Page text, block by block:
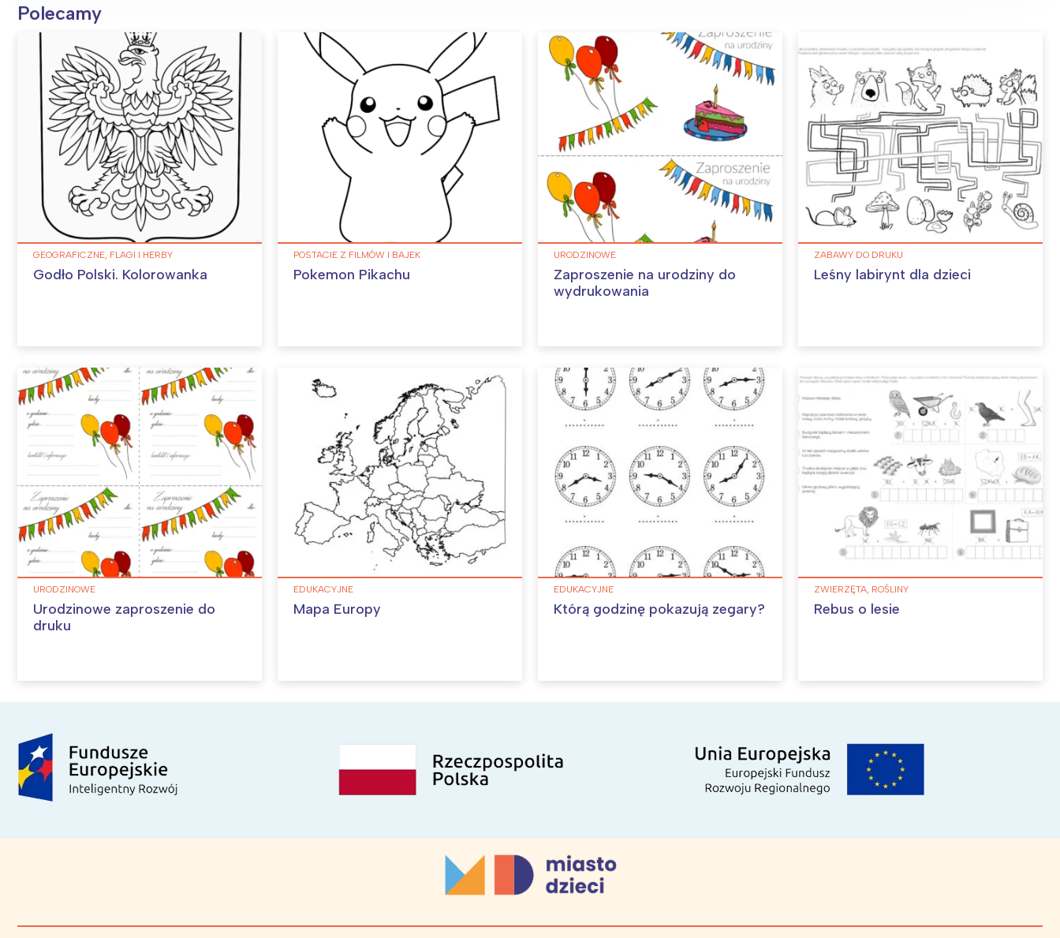
Polecamy
GEOGRAFICZNE, FLAGI I HERBY
Godło Polski. Kolorowanka
POSTACIE Z FILMÓW I BAJEK
Pokemon Pikachu
URODZINOWE
Zaproszenie na urodziny do
wydrukowania
ZABAWY DO DRUKU
Leśny labirynt dla dzieci
URODZINOWE
Urodzinowe zaproszenie do
druku
EDUKACYJNE
Mapa Europy
EDUKACYJNE
Którą godzinę pokazują zegary?
ZWIERZĘTA, ROŚLINY
Rebus o lesie